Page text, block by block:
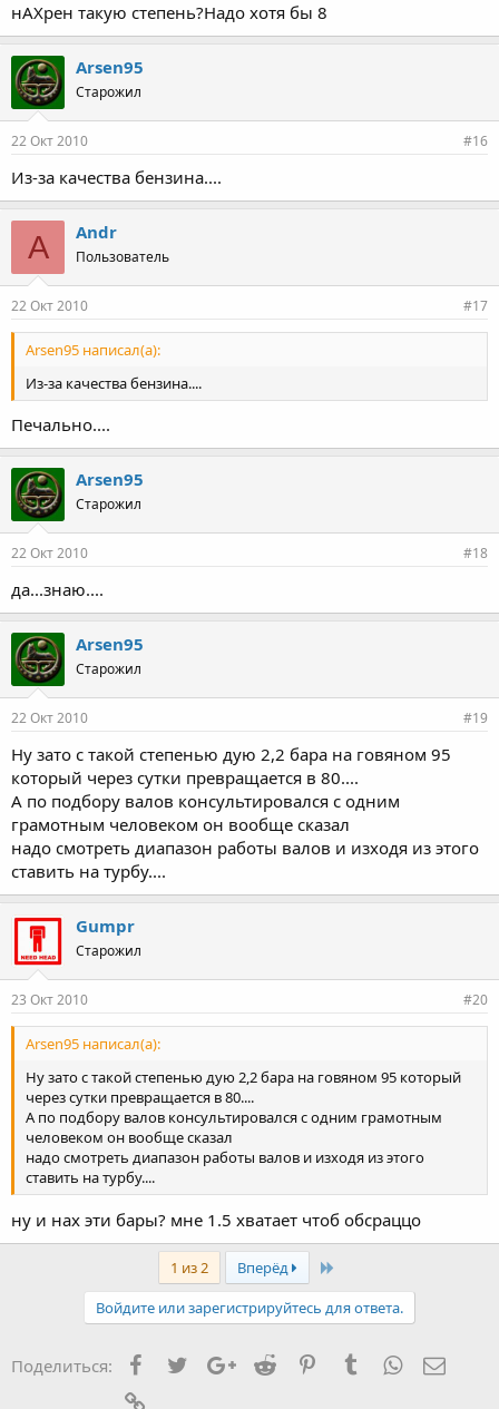
нАХрен такую степень?Надо хотя бы 8
Arsen95
Старожил
22 Окт 2010 #16
Из-за качества бензина....
A Andr
Пользователь
22 Окт 2010 #17
Arsen95 написал(а):
Из-за качества бензина....
Печально....
Arsen95
Старожил
22 Окт 2010 #18
да...знаю....
Arsen95
Старожил
22 Окт 2010 #19
Ну зато с такой степенью дую 2,2 бара на говяном 95
который через сутки превращается в 80....
А по подбору валов консультировался с одним
грамотным человеком он вообще сказал
надо смотреть диапазон работы валов и изходя из этого
ставить на турбу....
Gumpr
Старожил
23 Окт 2010 #20
Arsen95 написал(а):
Ну зато с такой степенью дую 2,2 бара на говяном 95 который
через сутки превращается в 80....
А по подбору валов консультировался с одним грамотным
человеком он вообще сказал
надо смотреть диапазон работы валов и изходя из этого
ставить на турбу....
ну и нах эти бары? мне 1.5 хватает чтоб обсраццо
1 из 2 Вперёд Last
Войдите или зарегистрируйтесь для ответа.
Поделиться: FacebookTwitterGoogle+
Reddit PinterestTumblrWhatsApp